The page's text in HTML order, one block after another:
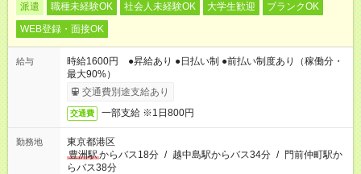
派遣 職種未経験OK 社会人未経験OK 大学生歓迎
ブランクOK
WEB登録・面接OK
給与
時給1600円 ●昇給あり ●日払い制 ●前払い制度あり（稼働分・
最大90%）
交通費別途支給あり
交通費 一部支給 ※1日800円
勤務地
東京都港区
豊洲駅からバス18分 / 越中島駅からバス34分 / 門前仲町駅か
らバス38分